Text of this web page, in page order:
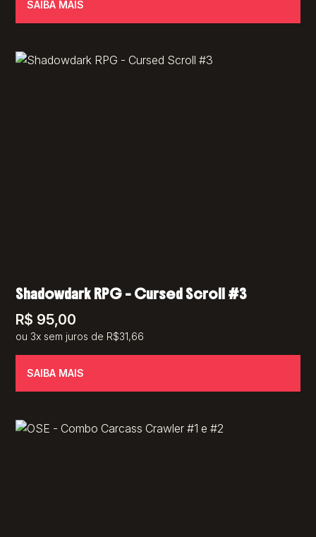
SAIBA MAIS
Shadowdark RPG – Cursed Scroll #3
R$ 95,00
ou 3x sem juros de R$31,66
SAIBA MAIS